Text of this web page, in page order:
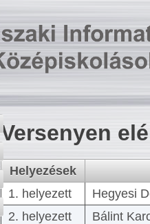
Versenyen
Helyezések
1. helyezett
Hegyesi
2. helyezett
Bálint